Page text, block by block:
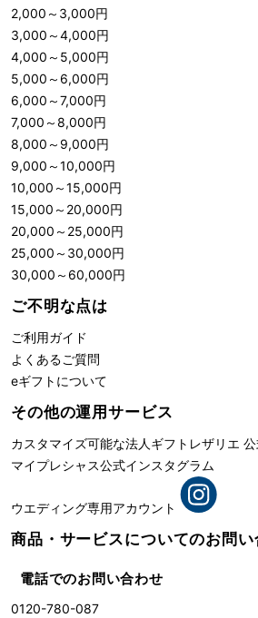
2,000 ～ 3,000円
3,000 ～4,000円
4,000 ～ 5,000円
5,000 ～ 6,000円
6,000 ～7,000円
7,000 ～8,000円
8,000 ～ 9,000円
9,000 ～10,000円
10,000 ～15,000円
15,000 ～ 20,000円
20,000 ～ 25,000円
25,000 ～ 30,000円
30,000 ～ 60,000円
ご不明な点は
ご利用ガイド
よくあるご質問
eギフトについて
その他の運用サービス
カスタマイズ可能な法人ギフト レザリエ
マイプレシャス公式インスタグラム
ウエディング専用アカウント
商品・サービスについてのお問い
電話でのお問い合わせ
0120-780-087